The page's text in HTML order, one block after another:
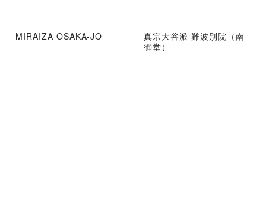
MIRAIZA OSAKA-JO
真宗大谷派 難波別院（南
御堂）